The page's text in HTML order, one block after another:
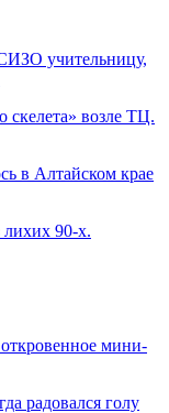
учительницу,
скелета» возле ТЦ.
в Алтайском крае
лихих 90-х.
мини-
радовался голу